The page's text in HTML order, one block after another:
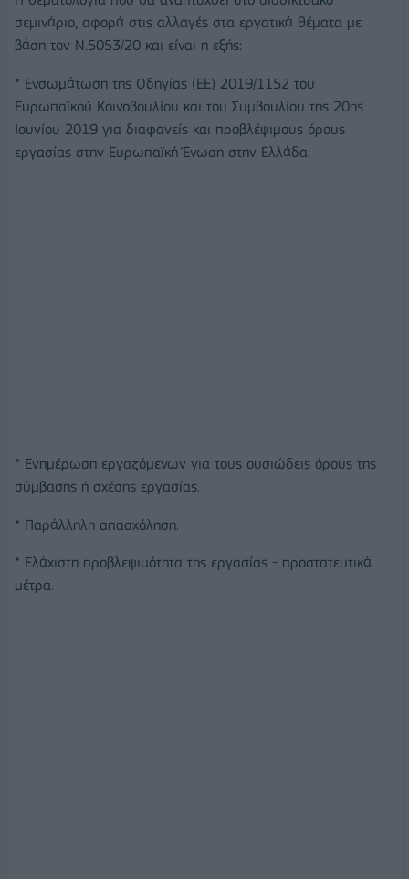
σεμινάριο, αφορά στις αλλαγές στα εργατικά θέματα με
βάση τον Ν.5053/20 και είναι η εξής:
* Ενσωμάτωση της Οδηγίας (ΕΕ) 2019/1152 του
Ευρωπαϊκού Κοινοβουλίου και του Συμβουλίου της 20ης
Ιουνίου 2019 για διαφανείς και προβλέψιμους όρους
εργασίας στην Ευρωπαϊκή Ένωση στην Ελλάδα.
* Ενημέρωση εργαζόμενων για τους ουσιώδεις όρους της
σύμβασης ή σχέσης εργασίας.
* Παράλληλη απασχόληση.
* Ελάχιστη προβλεψιμότητα της εργασίας - προστατευτικά
μέτρα.